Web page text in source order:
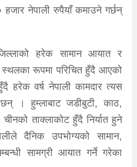
नेपाली रुपैयाँ कमाउने गर्छन्
हरेक सामान आयात र
स्थलका रूपमा परिचित हुँदै आएको
हरेक वर्ष नेपाली कामदार त्यस
। हुम्लाबाट जडीबुटी, काठ,
ताक्लाकोट हुँदै निर्यात हुने
दैनिक उपभोग्यको सामान,
सामग्री आयात गर्ने गरेका